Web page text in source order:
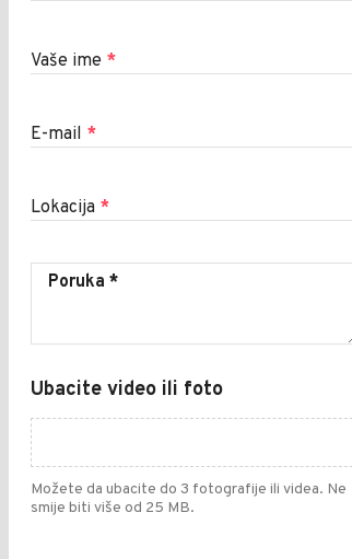
Vaše ime *
E-mail *
Lokacija *
Ubacite video ili foto
Možete da ubacite do 3 fotografije ili videa. Ne
smije biti više od 25 MB.